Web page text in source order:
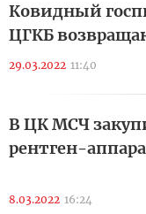
Ковидный
ЦГКБ
29.03.2022 11:40
В ЦК МСЧ
рентген-
8.03.2022 16:24